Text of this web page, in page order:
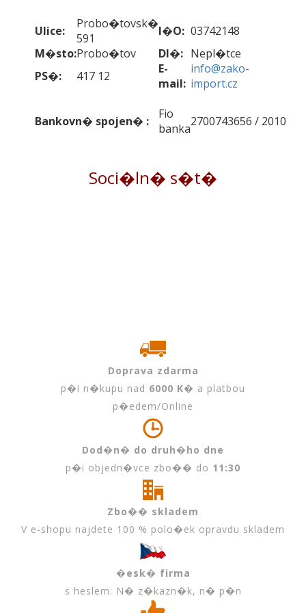
Ulice:
Probo�tovsk�
591
I�O: 03742148
M�sto:Probo�tov DI�: Nepl�tce
PS�:
417 12
E-
mail:
info@zako-
import.cz
Bankovn� spojen� :
Fio
banka2700743656 / 2010
Soci�ln� s�t�
Doprava zdarma
p�i n�kupu nad 6000 K� a platbou
p�edem/Online
Dod�n� do druh�ho dne
p�i objedn�vce zbo�� do 11:30
Zbo�� skladem
V e-shopu najdete 100 % polo�ek opravdu skladem
�esk� firma
s heslem: N� z�kazn�k, n� p�n